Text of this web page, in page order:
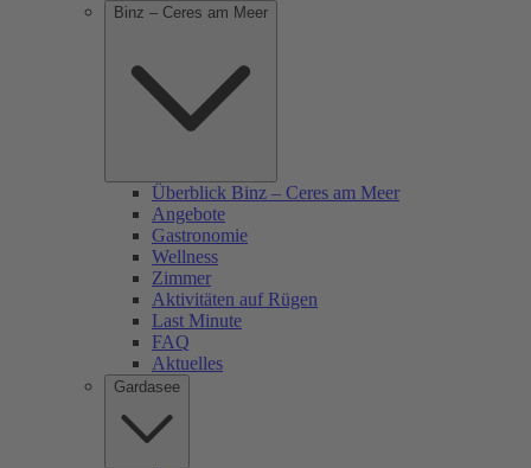
Binz – Ceres am Meer
Überblick Binz – Ceres am Meer
Angebote
Gastronomie
Wellness
Zimmer
Aktivitäten auf Rügen
Last Minute
FAQ
Aktuelles
Gardasee